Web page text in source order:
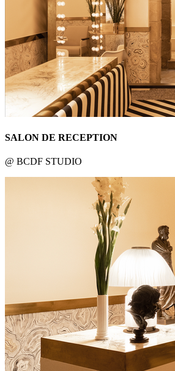
SALON DE RECEPTION
@ BCDF STUDIO